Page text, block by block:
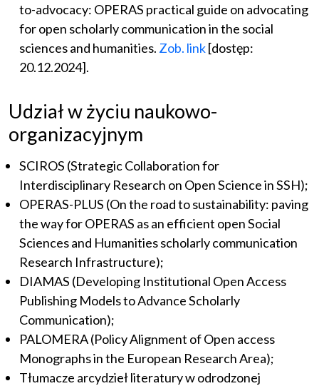
to-advocacy: OPERAS practical guide on advocating
for open scholarly communication in the social
sciences and humanities. Zob. link[dostęp:
20.12.2024].
Udział w życiu naukowo-
organizacyjnym
SCIROS (Strategic Collaboration for
Interdisciplinary Research on Open Science in SSH);
OPERAS-PLUS (On the road to sustainability: paving
the way for OPERAS as an efficient open Social
Sciences and Humanities scholarly communication
Research Infrastructure);
DIAMAS (Developing Institutional Open Access
Publishing Models to Advance Scholarly
Communication);
PALOMERA (Policy Alignment of Open access
Monographs in the European Research Area);
Tłumacze arcydzieł literatury w odrodzonej